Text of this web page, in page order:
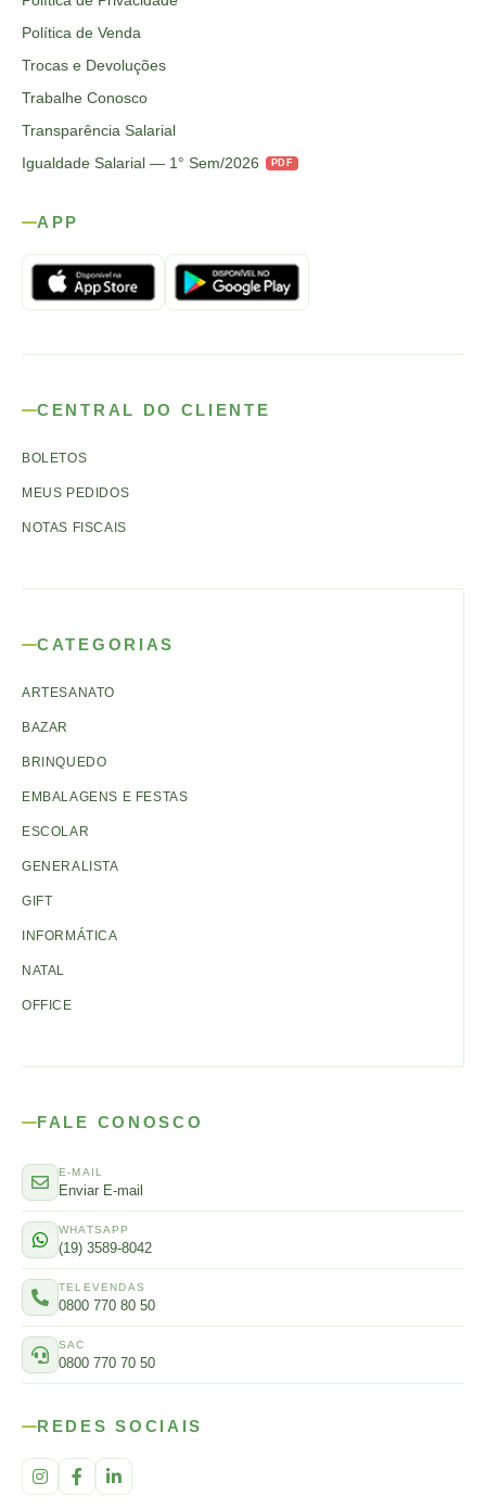
Política de Venda
Trocas e Devoluções
Trabalhe Conosco
Transparência Salarial
Igualdade Salarial — 1° Sem/2026
PDF
APP
CENTRAL DO CLIENTE
BOLETOS
MEUS PEDIDOS
NOTAS FISCAIS
CATEGORIAS
ARTESANATO
BAZAR
BRINQUEDO
EMBALAGENS E FESTAS
ESCOLAR
GENERALISTA
GIFT
INFORMÁTICA
NATAL
OFFICE
FALE CONOSCO
E-MAIL
Enviar E-mail
WHATSAPP
(19) 3589-8042
TELEVENDAS
0800 770 80 50
SAC
0800 770 70 50
REDES SOCIAIS